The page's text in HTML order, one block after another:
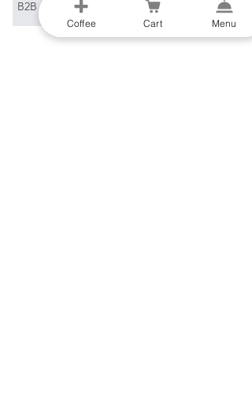
B2B
Coffee Cart Menu